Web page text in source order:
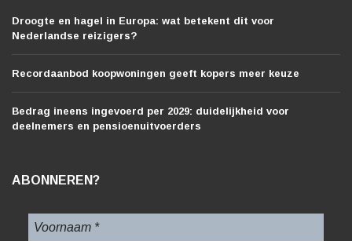
Droogte en hagel in Europa: wat betekent dit voor
Nederlandse reizigers?
Recordaanbod koopwoningen geeft kopers meer keuze
Bedrag ineens ingevoerd per 2029: duidelijkheid voor
deelnemers en pensioenuitvoerders
ABONNEREN?